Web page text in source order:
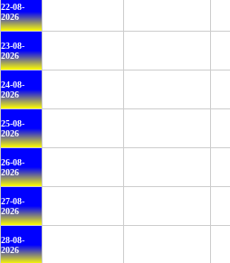
22-08-
2026
23-08-
2026
24-08-
2026
25-08-
2026
26-08-
2026
27-08-
2026
28-08-
2026